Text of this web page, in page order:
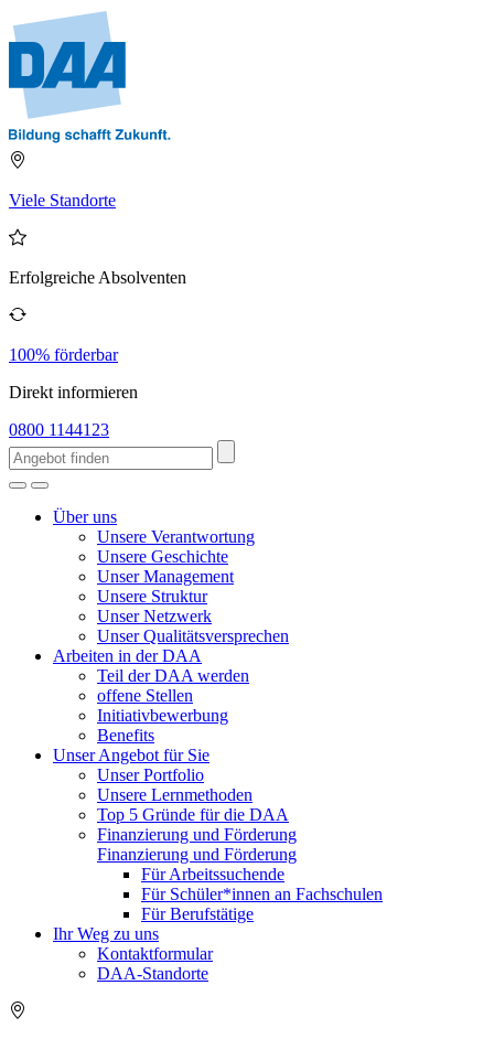
Viele Standorte
Erfolgreiche Absolventen
100% förderbar
Direkt informieren
0800 1144123
Über uns
Unsere Verantwortung
Unsere Geschichte
Unser Management
Unsere Struktur
Unser Netzwerk
Unser Qualitätsversprechen
Arbeiten in der DAA
Teil der DAA werden
offene Stellen
Initiativbewerbung
Benefits
Unser Angebot für Sie
Unser Portfolio
Unsere Lernmethoden
Top 5 Gründe für die DAA
Finanzierung und Förderung
Finanzierung und Förderung
Für Arbeitssuchende
Für Schüler*innen an Fachschulen
Für Berufstätige
Ihr Weg zu uns
Kontaktformular
DAA-Standorte